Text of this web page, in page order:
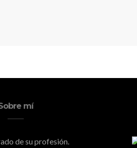
mí
de su profesión.